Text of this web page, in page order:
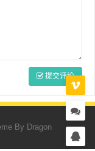
提交评论
By Dragon